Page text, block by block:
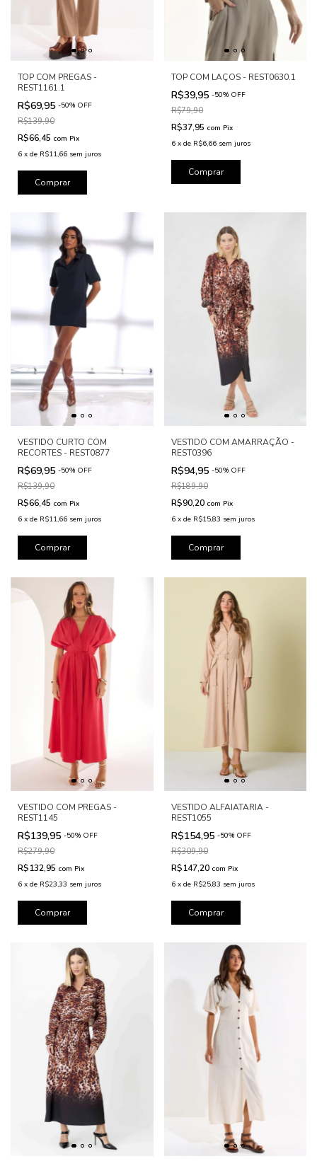
TOP COM PREGAS -
REST1161.1
R$69,95 -50% OFF
R$139,90
R$66,45 com Pix
6 x de R$11,66 sem juros
Comprar
TOP COM LAÇOS - REST0630.1
R$39,95 -50% OFF
R$79,90
R$37,95 com Pix
6 x de R$6,66 sem juros
Comprar
VESTIDO CURTO COM
RECORTES - REST0877
R$69,95 -50% OFF
R$139,90
R$66,45 com Pix
6 x de R$11,66 sem juros
Comprar
VESTIDO COM AMARRAÇÃO -
REST0396
R$94,95 -50% OFF
R$189,90
R$90,20 com Pix
6 x de R$15,83 sem juros
Comprar
VESTIDO COM PREGAS -
REST1145
R$139,95 -50% OFF
R$279,90
R$132,95 com Pix
6 x de R$23,33 sem juros
Comprar
VESTIDO ALFAIATARIA -
REST1055
R$154,95 -50% OFF
R$309,90
R$147,20 com Pix
6 x de R$25,83 sem juros
Comprar